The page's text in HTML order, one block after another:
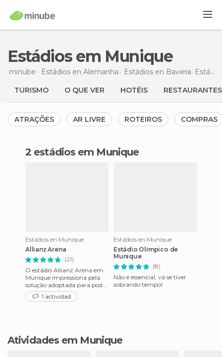
Estádios em Munique
minube Estádios en Alemanha Estádios en Baviera Estádios
TURISMO O QUE VER HOTÉIS RESTAURANTES
ATRAÇÕES AR LIVRE ROTEIROS COMPRAS
2 estádios em Munique
Estádios en Munique
Allianz Arena
(21)
O estádio Allianz Arena em
Munique impressiona pela
solução adoptada para poder
acolher os dois rivais da
cidade: o Bayern Munique
1 actividad
Estádios en Munique
Estádio Olimpico de
Munique
(8)
Não é essencial, vá se tiver
sobrando tempo!
Atividades em Munique